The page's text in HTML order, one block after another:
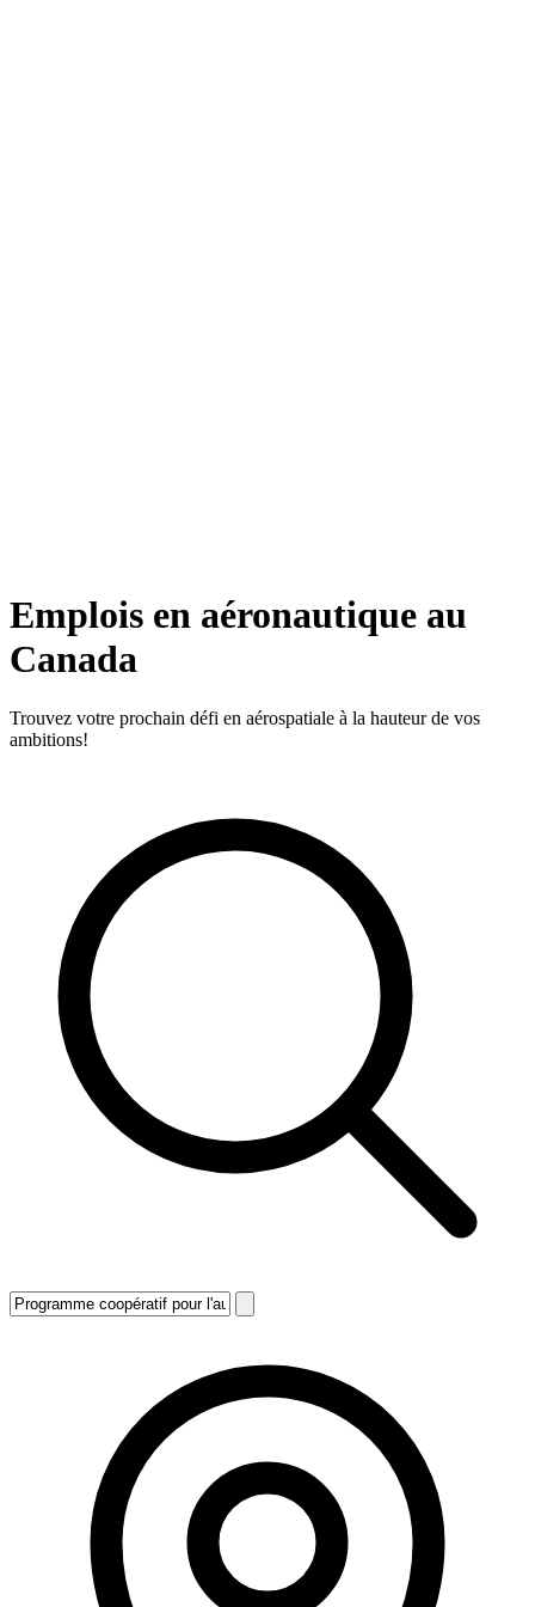
Emplois en aéronautique au
Canada
Trouvez votre prochain défi en aérospatiale à la hauteur de vos
ambitions!